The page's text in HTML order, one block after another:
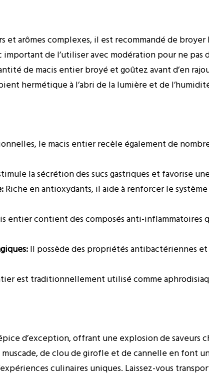
et arômes complexes, il est recommandé de
de l’utiliser avec modération pour ne pas
de macis entier broyé et goûtez avant d’en
hermétique à l’abri de la lumière et de
le macis entier recèle également de
la sécrétion des sucs gastriques et favorise
Riche en antioxydants, il aide à renforcer le
entier contient des composés anti-
Il possède des propriétés antibactériennes
est traditionnellement utilisé comme
d’exception, offrant une explosion de
de clou de girofle et de cannelle en font
culinaires uniques. Laissez-vous